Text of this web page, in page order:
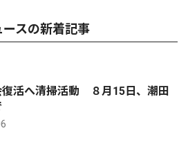
スの新着記事
復活へ清掃活動 ８月15日、潮田